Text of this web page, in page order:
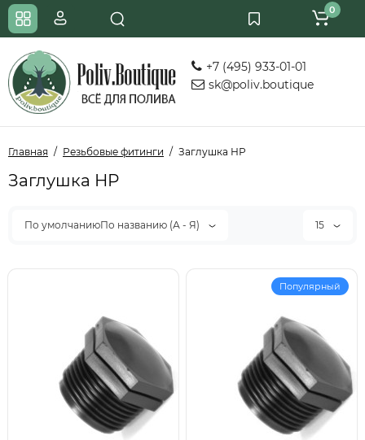
+7 (495) 933-01-01
sk@poliv.boutique
0
Главная Резьбовые фитинги Заглушка НР
Заглушка НР
По умолчаниюПо названию (А - Я) 15
Популярный